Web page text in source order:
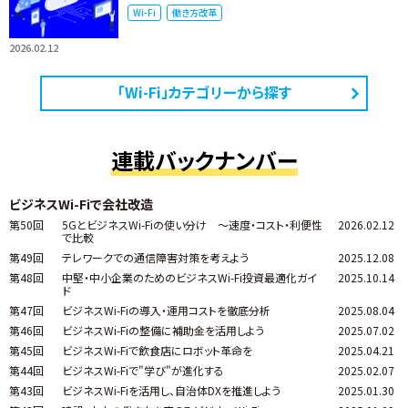
2026.02.12
Wi-Fi 働き方改革
「Wi-Fi」カテゴリーから探す
連載バックナンバー
ビジネスWi-Fiで会社改造
第50回
5GとビジネスWi-Fiの使い分け ～速度・コスト・利便性
で比較
2026.02.12
第49回 テレワークでの通信障害対策を考えよう
2025.12.08
第48回
中堅・中小企業のためのビジネスWi-Fi投資最適化ガイ
ド
2025.10.14
第47回 ビジネスWi-Fiの導入・運用コストを徹底分析
2025.08.04
第46回
ビジネスWi-Fiの整備に補助金を活用しよう
2025.07.02
第45回
ビジネスWi-Fiで飲食店にロボット革命を
2025.04.21
第44回
ビジネスWi-Fiで"学び"が進化する
2025.02.07
第43回
ビジネスWi-Fiを活用し、自治体DXを推進しよう
2025.01.30